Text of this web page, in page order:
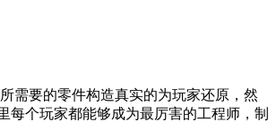
需要的零件构造真实的为玩家还原，然
个玩家都能够成为最厉害的工程师，制